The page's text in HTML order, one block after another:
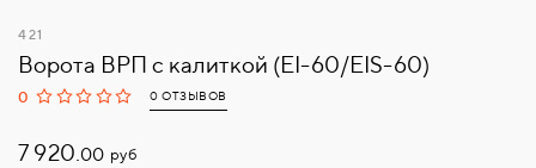
421
Ворота ВРП с калиткой (EI-60/EIS-60)
0 0 ОТЗЫВОВ
7 920.00 руб